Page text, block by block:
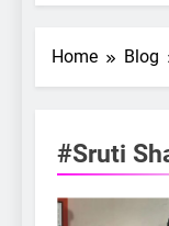
Home Blog
#Sruti